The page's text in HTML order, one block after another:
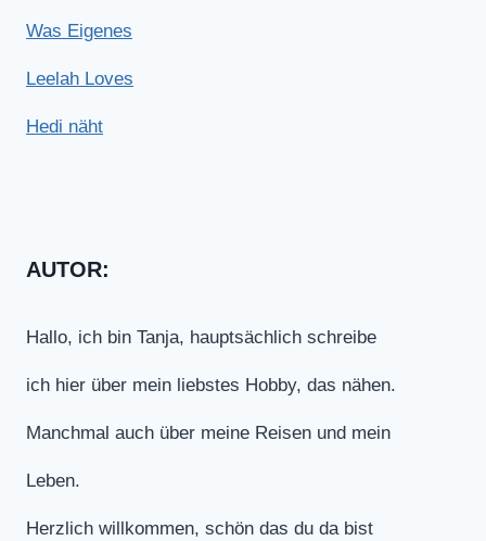
Was Eigenes
Leelah Loves
Hedi näht
AUTOR:
Hallo, ich bin Tanja, hauptsächlich schreibe
ich hier über mein liebstes Hobby, das nähen.
Manchmal auch über meine Reisen und mein
Leben.
Herzlich willkommen, schön das du da bist